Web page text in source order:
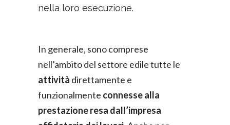
nella loro esecuzione.
In generale, sono comprese
nell’ambito del settore edile tutte le
attività direttamente e
funzionalmente connesse alla
prestazione resa dall’impresa